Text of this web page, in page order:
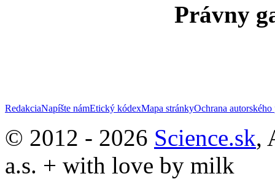
Právny
RedakciaNapíšte námEtický kódexMapa stránkyOchrana autorského
© 2012 - 2026 Science.sk,
a.s. + with love by milk